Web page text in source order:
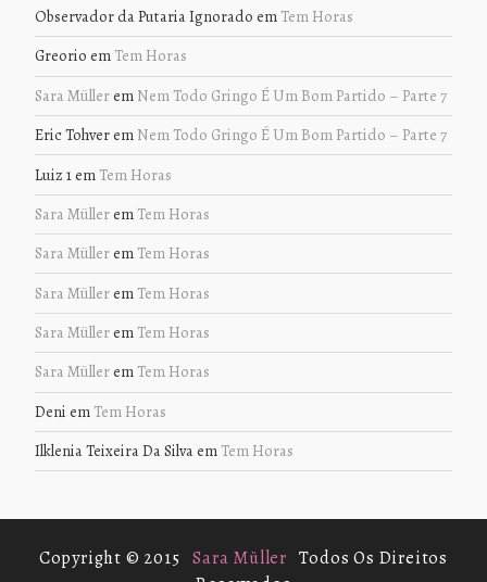
Observador da Putaria Ignorado em Tem Horas
Greorio em Tem Horas
Sara Müllerem Nem Todo Gringo É Um Bom Partido – Parte 7
Eric Tohverem Nem Todo Gringo É Um Bom Partido – Parte 7
Luiz 1em Tem Horas
Sara Müllerem Tem Horas
Sara Müllerem Tem Horas
Sara Müllerem Tem Horas
Sara Müllerem Tem Horas
Sara Müllerem Tem Horas
Deni em Tem Horas
Ilklenia Teixeira Da Silvaem Tem Horas
Copyright © 2015 Sara Müller Todos Os Direitos